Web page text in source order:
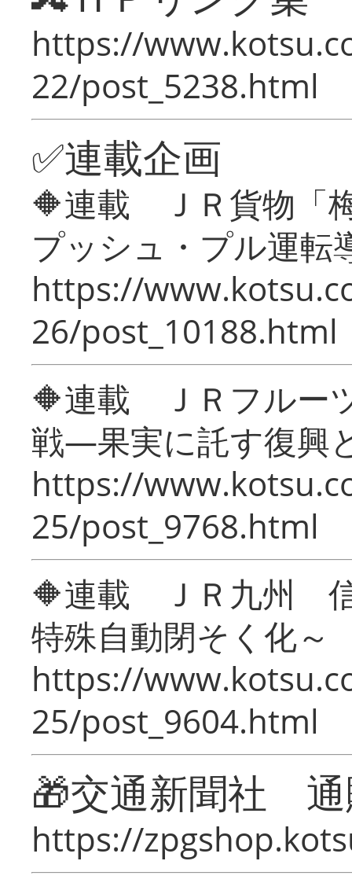
https://
22/post_5238.html
✅連載企画
🔶連載 ＪＲ貨物「
プッシュ・プル運転
https://
26/post_10188.html
🔶連載 ＪＲフルー
戦―果実に託す復興
https://
25/post_9768.html
🔶連載 ＪＲ九州 信
特殊自動閉そく化～
https://
25/post_9604.html
🎁交通新聞社
https://